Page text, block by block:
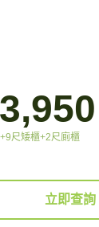
尺矮櫃+2尺廁櫃
立即查詢